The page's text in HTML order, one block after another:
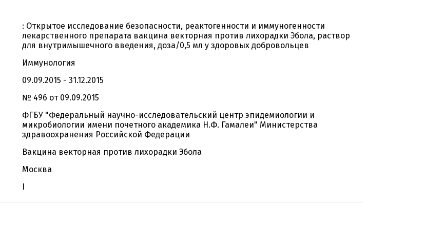
: Открытое исследование безопасности, реактогенности и иммуногенности
лекарственного препарата вакцина векторная против лихорадки Эбола, раствор
для внутримышечного введения, доза/0,5 мл у здоровых добровольцев
Иммунология
09.09.2015 - 31.12.2015
№ 496 от 09.09.2015
ФГБУ "Федеральный научно-исследовательский центр эпидемиологии и
микробиологии имени почетного академика Н.Ф. Гамалеи" Министерства
здравоохранения Российской Федерации
Вакцина векторная против лихорадки Эбола
Москва
I